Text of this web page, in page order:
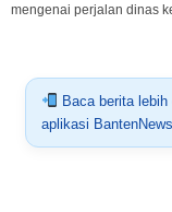
mengenai perjalan dinas
Baca berita
aplikasi